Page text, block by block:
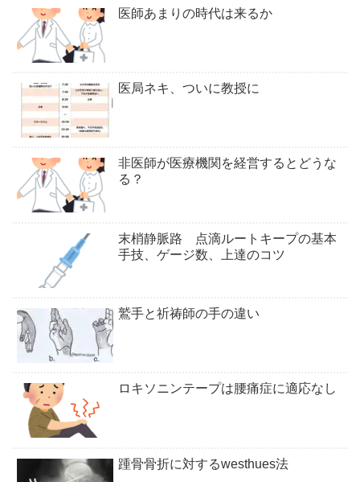
医師あまりの時代は来るか
医局ネキ、ついに教授に
非医師が医療機関を経営するとどうな
る？
末梢静脈路 点滴ルートキープの基本
手技、ゲージ数、上達のコツ
鷲手と祈祷師の手の違い
ロキソニンテープは腰痛症に適応なし
踵骨骨折に対するwesthues法